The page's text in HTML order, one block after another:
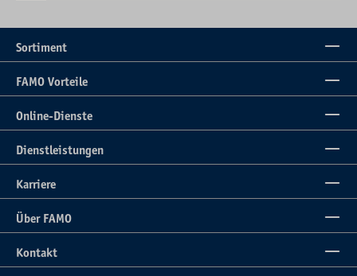
Sortiment
FAMO Vorteile
Online-Dienste
Dienstleistungen
Karriere
Über FAMO
Kontakt